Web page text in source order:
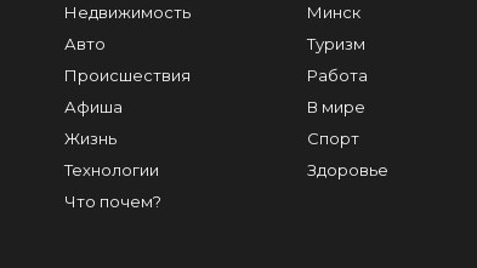
Недвижимость
Авто
Происшествия
Афиша
Жизнь
Технологии
Что почем?
Минск
Туризм
Работа
В мире
Спорт
Здоровье